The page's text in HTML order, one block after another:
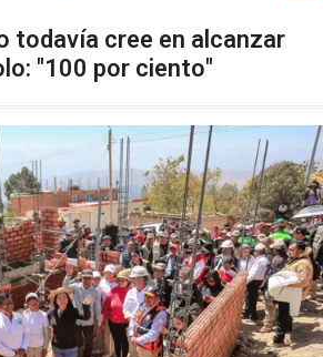
todavía cree en alcanzar
"100 por ciento"